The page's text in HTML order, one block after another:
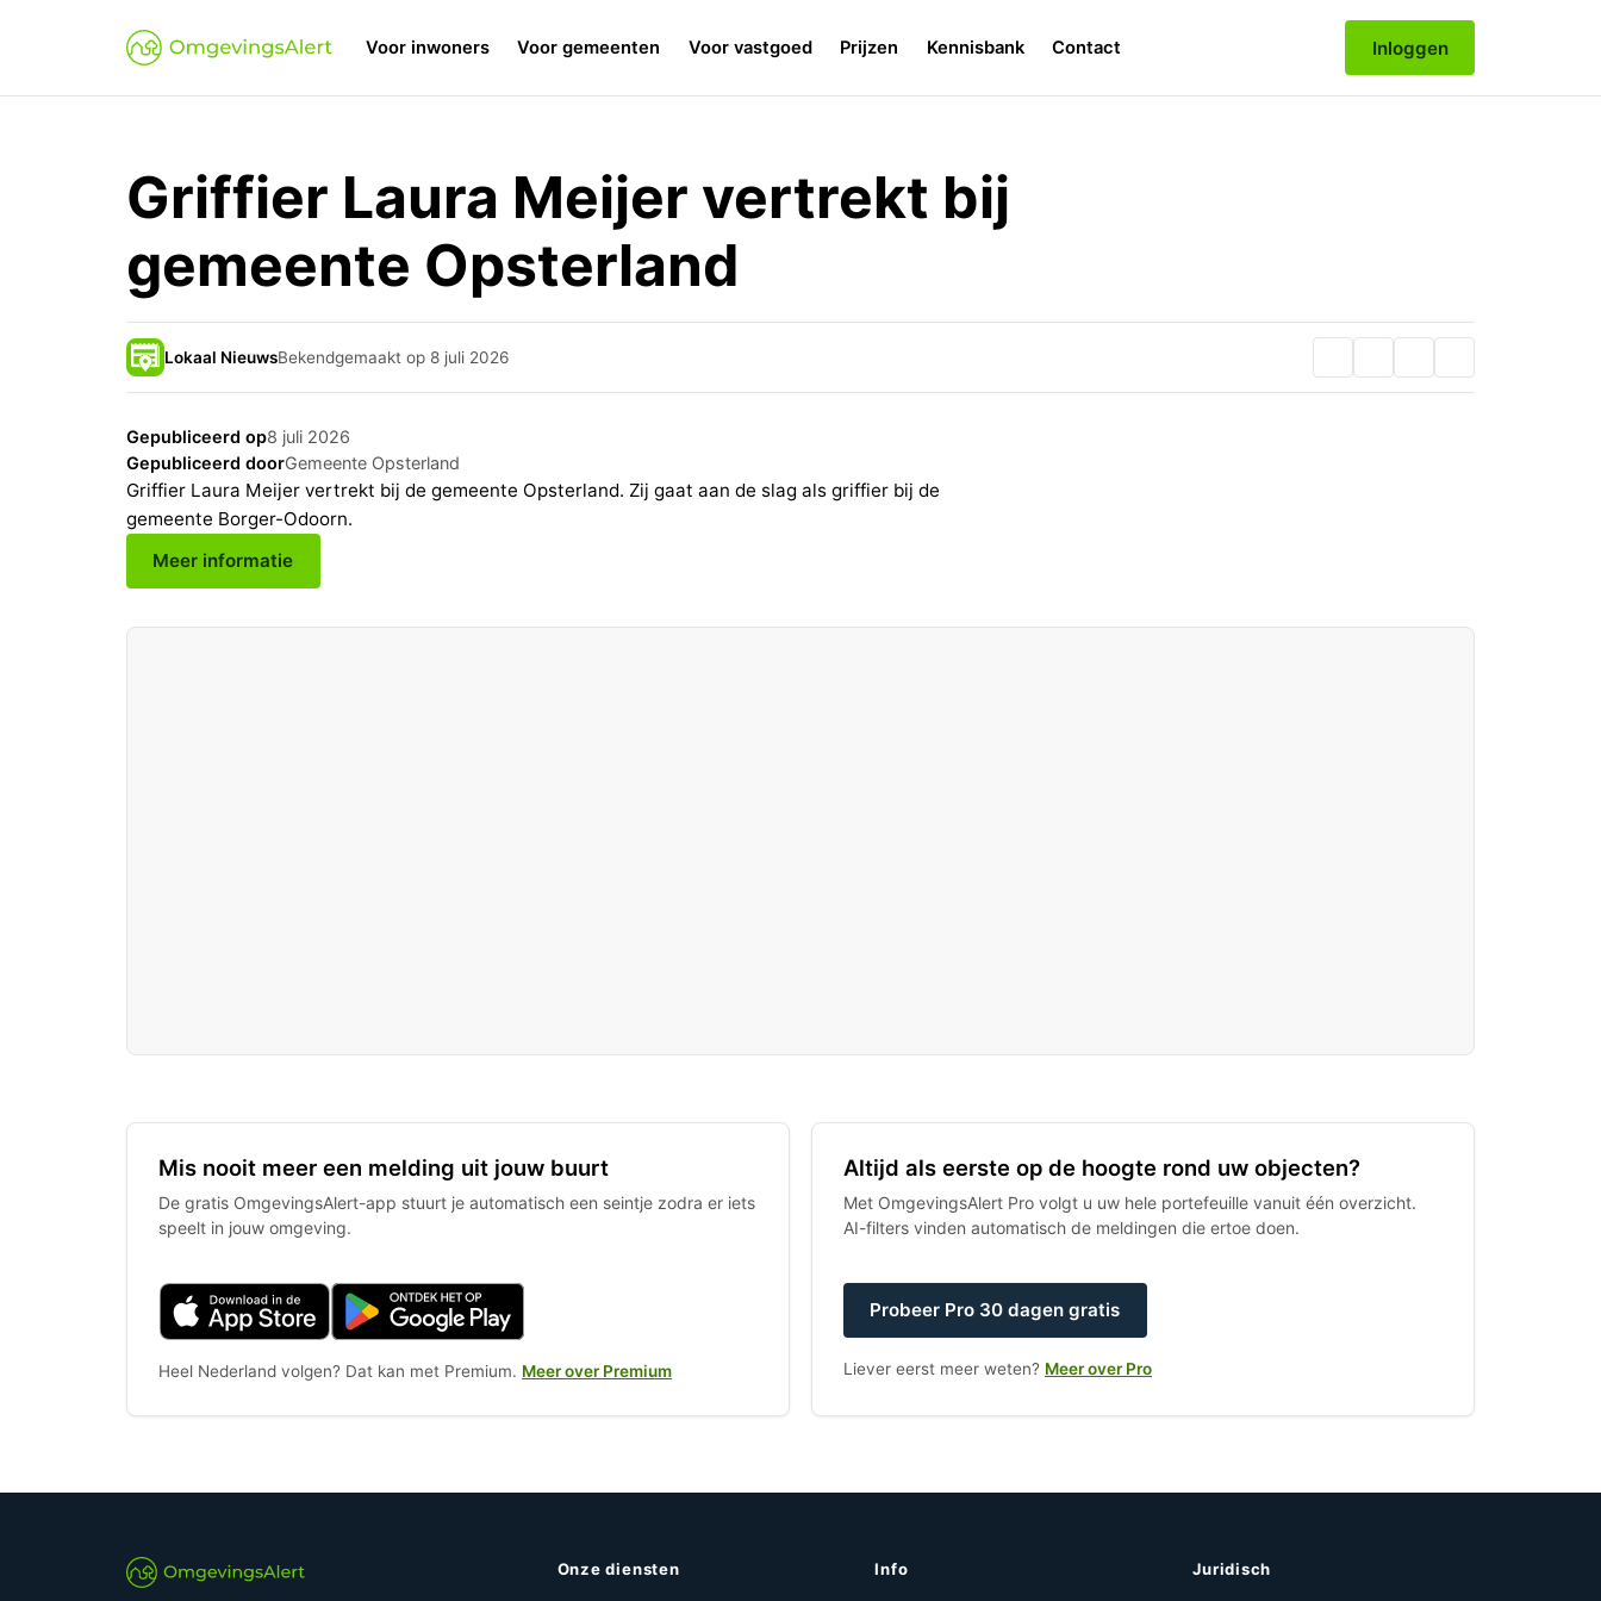
Voor inwoners Voor gemeenten Voor vastgoed Prijzen Kennisbank Contact Inloggen
Griffier Laura Meijer vertrekt bij
gemeente Opsterland
Lokaal NieuwsBekendgemaakt op 8 juli 2026
Gepubliceerd op8 juli 2026
Gepubliceerd doorGemeente Opsterland
Griffier Laura Meijer vertrekt bij de gemeente Opsterland. Zij gaat aan de slag als griffier bij de
gemeente Borger-Odoorn.
Meer informatie
Mis nooit meer een melding uit jouw buurt
De gratis OmgevingsAlert-app stuurt je automatisch een seintje zodra er iets
speelt in jouw omgeving.
Heel Nederland volgen? Dat kan met Premium. Meer over Premium
Altijd als eerste op de hoogte rond uw objecten?
Met OmgevingsAlert Pro volgt u uw hele portefeuille vanuit één overzicht.
AI-filters vinden automatisch de meldingen die ertoe doen.
Probeer Pro 30 dagen gratis
Liever eerst meer weten? Meer over Pro
Onze diensten Info Juridisch